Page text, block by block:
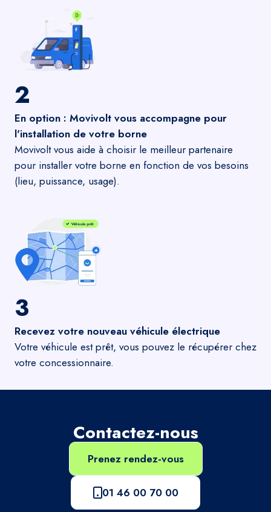
2
En option : Movivolt vous accompagne pour
l'installation de votre borne
Movivolt vous aide à choisir le meilleur partenaire
pour installer votre borne en fonction de vos besoins
(lieu, puissance, usage).
3
Recevez votre nouveau véhicule électrique
Votre véhicule est prêt, vous pouvez le récupérer chez
votre concessionnaire.
Contactez-nous
Prenez rendez-vous
01 46 00 70 00